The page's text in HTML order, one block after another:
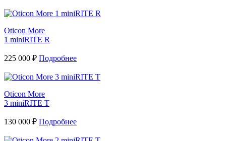
Oticon More
1 miniRITE R
225 000 ₽ Подробнее
Oticon More
3 miniRITE T
130 000 ₽ Подробнее